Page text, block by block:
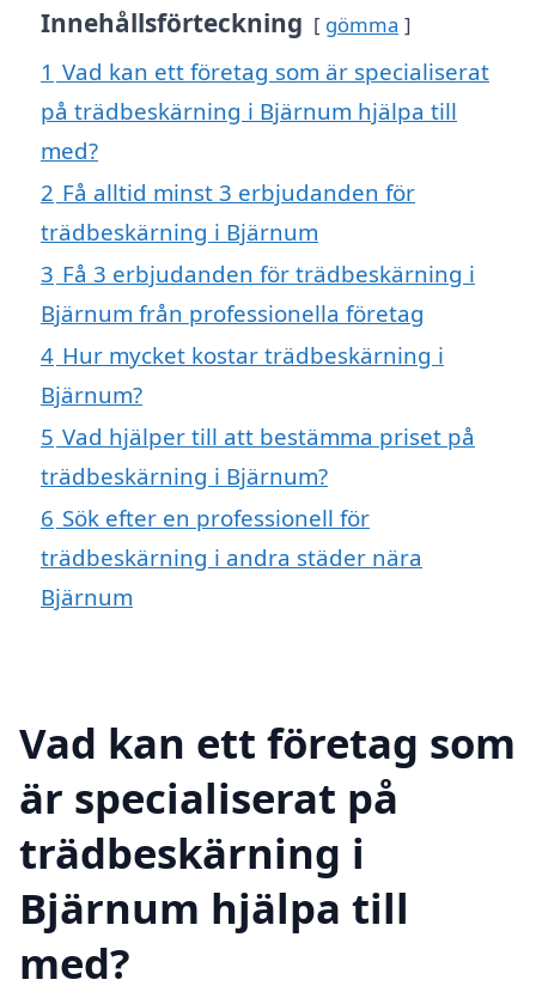
Innehållsförteckning gömma
1 Vad kan ett företag som är specialiserat
på trädbeskärning i Bjärnum hjälpa till
med?
2 Få alltid minst 3 erbjudanden för
trädbeskärning i Bjärnum
3 Få 3 erbjudanden för trädbeskärning i
Bjärnum från professionella företag
4 Hur mycket kostar trädbeskärning i
Bjärnum?
5 Vad hjälper till att bestämma priset på
trädbeskärning i Bjärnum?
6 Sök efter en professionell för
trädbeskärning i andra städer nära
Bjärnum
Vad kan ett företag som
är specialiserat på
trädbeskärning i
Bjärnum hjälpa till
med?